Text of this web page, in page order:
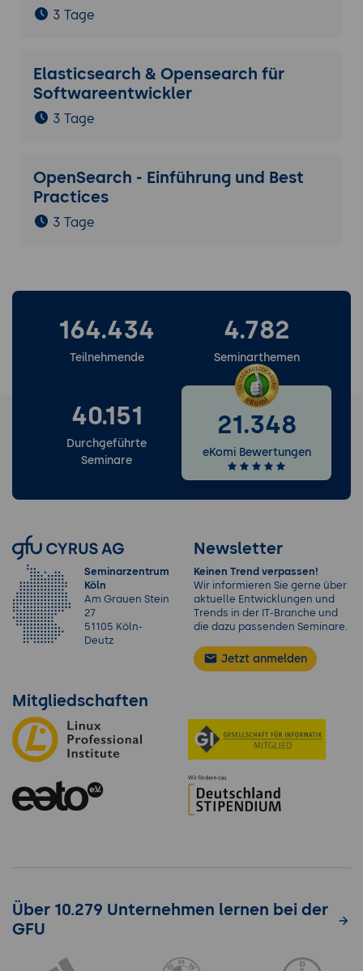
3 Tage
Elasticsearch & Opensearch für
Softwareentwickler
3 Tage
OpenSearch - Einführung und Best
Practices
3 Tage
164.434
Teilnehmende
4.782
Seminarthemen
40.151
Durchgeführte
Seminare
21.348
eKomi Bewertungen
Seminarzentrum
Köln
Am Grauen Stein
27
51105 Köln-
Deutz
Newsletter
Keinen Trend verpassen!
Wir informieren Sie gerne über
aktuelle Entwicklungen und
Trends in der IT-Branche und
die dazu passenden Seminare.
Jetzt anmelden
Mitgliedschaften
Über 10.279 Unternehmen lernen bei der
GFU